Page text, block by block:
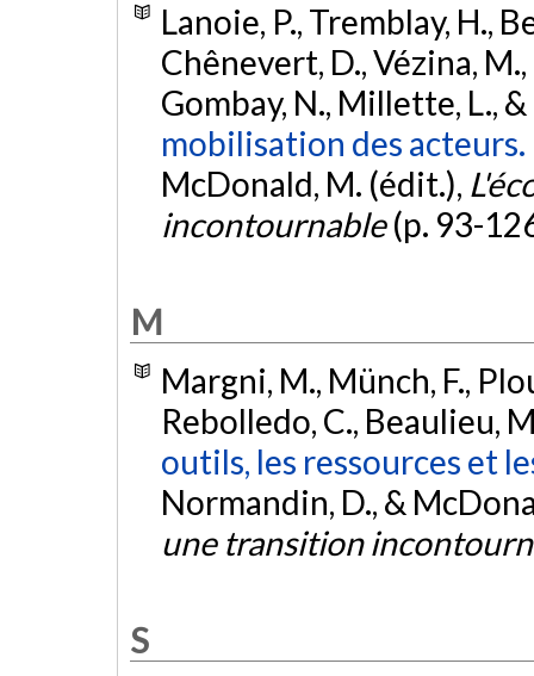
Lanoie, P., Tremblay, H.,
Chênevert, D., Vézina,
Gombay, N., Millette, L.,
mobilisation des acteurs.
McDonald, M. (édit.),
incontournable(p. 93-
M
Margni, M., Münch, F.,
Rebolledo, C., Beaulieu,
outils, les ressources et
Normandin, D., &
une transition
S